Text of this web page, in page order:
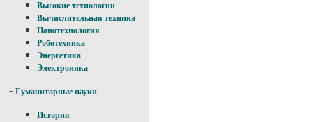
Высокие технологии
Вычислительная техника
Нанотехнология
Роботехника
Энергетика
Электроника
- Гуманитарные науки
История